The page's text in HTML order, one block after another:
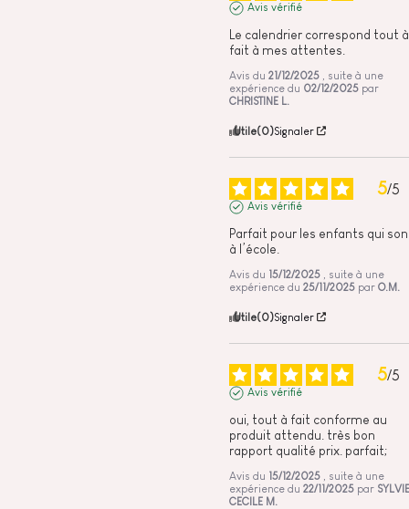
Avis vérifié
Le calendrier correspond tout à
fait à mes attentes.
Avis du 21/12/2025
, suite à une
expérience du 02/12/2025 par
CHRISTINE L.
Utile(0)Signaler
5/5
Avis vérifié
Parfait pour les enfants qui
à l’école.
Avis du 15/12/2025
, suite à une
expérience du 25/11/2025 par O.M.
Utile(0)Signaler
5/5
Avis vérifié
oui, tout à fait conforme au
produit attendu. très bon
rapport qualité prix. parfait;
Avis du 15/12/2025
, suite à une
expérience du 22/11/2025 par
CECILE M.